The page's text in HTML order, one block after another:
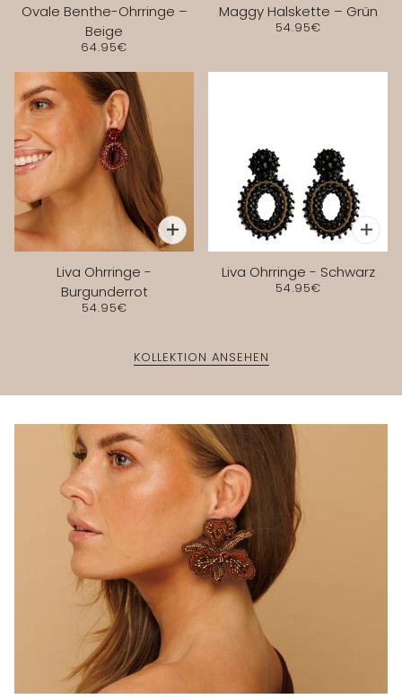
Ovale Benthe-Ohrringe –
Beige
64.95€
Maggy Halskette – Grün
54.95€
Liva Ohrringe -
Burgunderrot
54.95€
Liva Ohrringe - Schwarz
54.95€
KOLLEKTION ANSEHEN